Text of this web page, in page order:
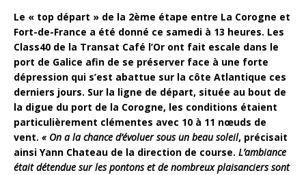
Le « top départ » de la 2ème étape entre La Corogne et
Fort-de-France a été donné ce samedi à 13 heures. Les
Class40 de la Transat Café l’Or ont fait escale dans le
port de Galice afin de se préserver face à une forte
dépression qui s’est abattue sur la côte Atlantique ces
derniers jours. Sur la ligne de départ, située au bout de
la digue du port de la Corogne, les conditions étaient
particulièrement clémentes avec 10 à 11 nœuds de
vent. « On a la chance d’évoluer sous un beau soleil, précisait
ainsi Yann Chateau de la direction de course. L’ambiance
était détendue sur les pontons et de nombreux plaisanciers sont